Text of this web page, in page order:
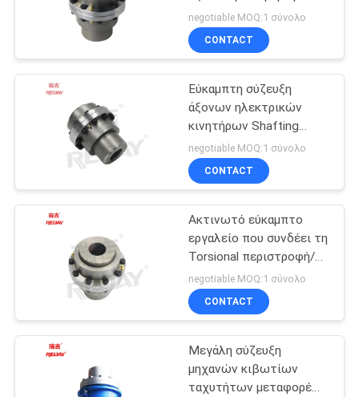
WEBSITE
SITEMAP
PRIVACY
POLICY
Εύκαμπτη σύζευξη
εργαλείων
16
Εύκαμπτη σύζευξη
δίσκων
συζεύξεων υψηλή 6000
περιστροφές/λεπτό
negotiable MOQ:1 σύνολο
CONTACT
Εύκαμπτη σύζευξη
άξονων ηλεκτρικών
κινητήρων Shafting
συζεύξεων εργαλείων
μεταφοράς ροπής 3000
περιστροφή/λεπτό
negotiable MOQ:1 σύνολο
CONTACT
Ακτινωτό εύκαμπτο
εργαλείο που συνδέει τη
Torsional περιστροφή/
λεπτό του 1900
negotiable MOQ:1 σύνολο
CONTACT
Μεγάλη σύζευξη
μηχανών κιβωτίων
ταχυτήτων μεταφορέων